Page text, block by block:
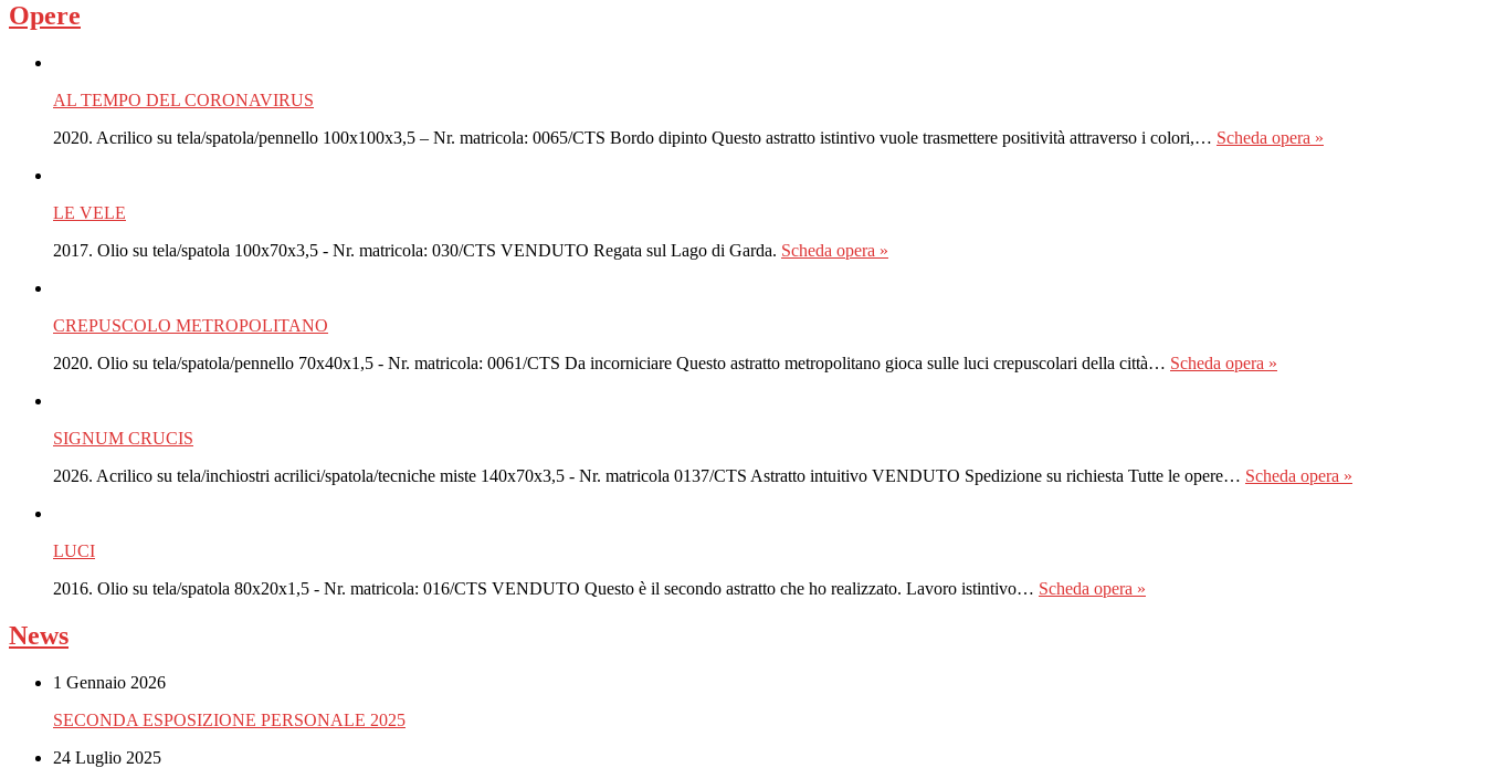
Opere
AL TEMPO DEL CORONAVIRUS
2020. Acrilico su tela/spatola/pennello 100x100x3,5 – Nr. matricola: 0065/CTS Bordo dipinto Questo astratto istintivo vuole trasmettere positività attraverso i colori,… Scheda opera »
LE VELE
2017. Olio su tela/spatola 100x70x3,5 - Nr. matricola: 030/CTS VENDUTO Regata sul Lago di Garda. Scheda opera »
CREPUSCOLO METROPOLITANO
2020. Olio su tela/spatola/pennello 70x40x1,5 - Nr. matricola: 0061/CTS Da incorniciare Questo astratto metropolitano gioca sulle luci crepuscolari della città… Scheda opera »
SIGNUM CRUCIS
2026. Acrilico su tela/inchiostri acrilici/spatola/tecniche miste 140x70x3,5 - Nr. matricola 0137/CTS Astratto intuitivo VENDUTO Spedizione su richiesta Tutte le opere… Scheda opera »
LUCI
2016. Olio su tela/spatola 80x20x1,5 - Nr. matricola: 016/CTS VENDUTO Questo è il secondo astratto che ho realizzato. Lavoro istintivo… Scheda opera »
News
1 Gennaio 2026
SECONDA ESPOSIZIONE PERSONALE 2025
24 Luglio 2025